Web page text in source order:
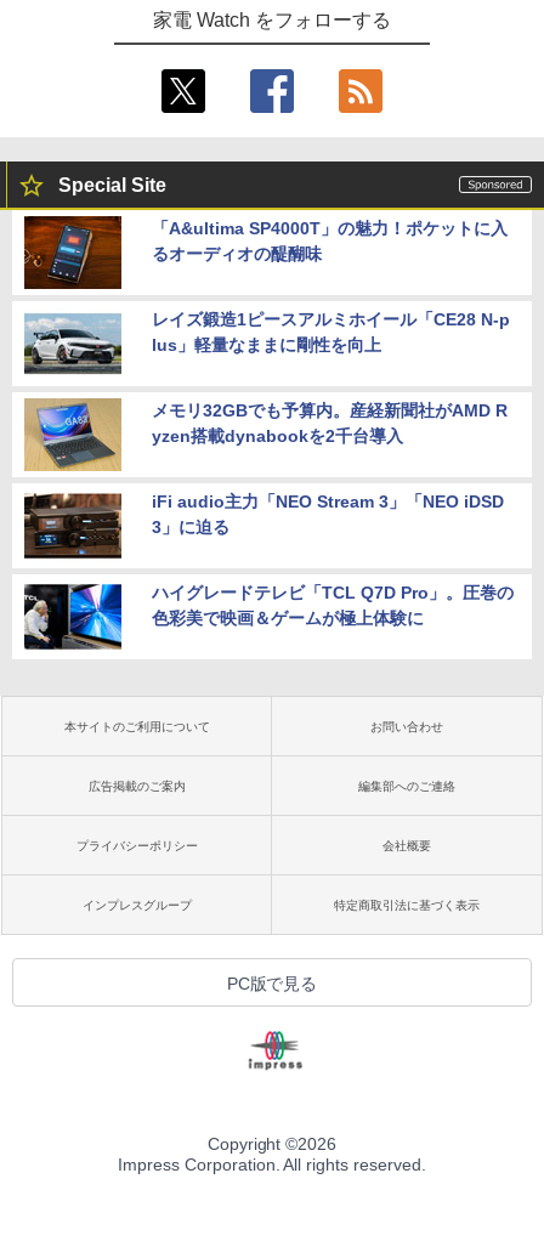
家電 Watch をフォローする
Special Site
「A&ultima SP4000T」の魅力！ポケットに入
るオーディオの醍醐味
レイズ鍛造1ピースアルミホイール「CE28 N-p
lus」軽量なままに剛性を向上
メモリ32GBでも予算内。産経新聞社がAMD R
yzen搭載dynabookを2千台導入
iFi audio主力「NEO Stream 3」「NEO iDSD
3」に迫る
ハイグレードテレビ「TCL Q7D Pro」。圧巻の
色彩美で映画＆ゲームが極上体験に
本サイトのご利用について お問い合わせ
広告掲載のご案内 編集部へのご連絡
プライバシーポリシー 会社概要
インプレスグループ 特定商取引法に基づく表示
PC版で見る
Copyright ©2026
Impress Corporation. All rights reserved.